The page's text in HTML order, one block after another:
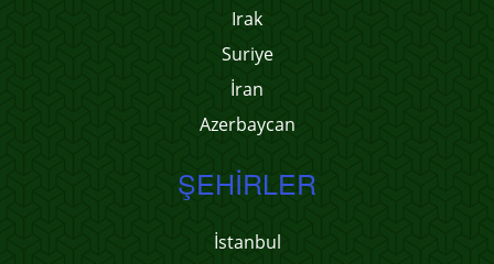
Irak
Suriye
İran
Azerbaycan
ŞEHIRLER
İstanbul